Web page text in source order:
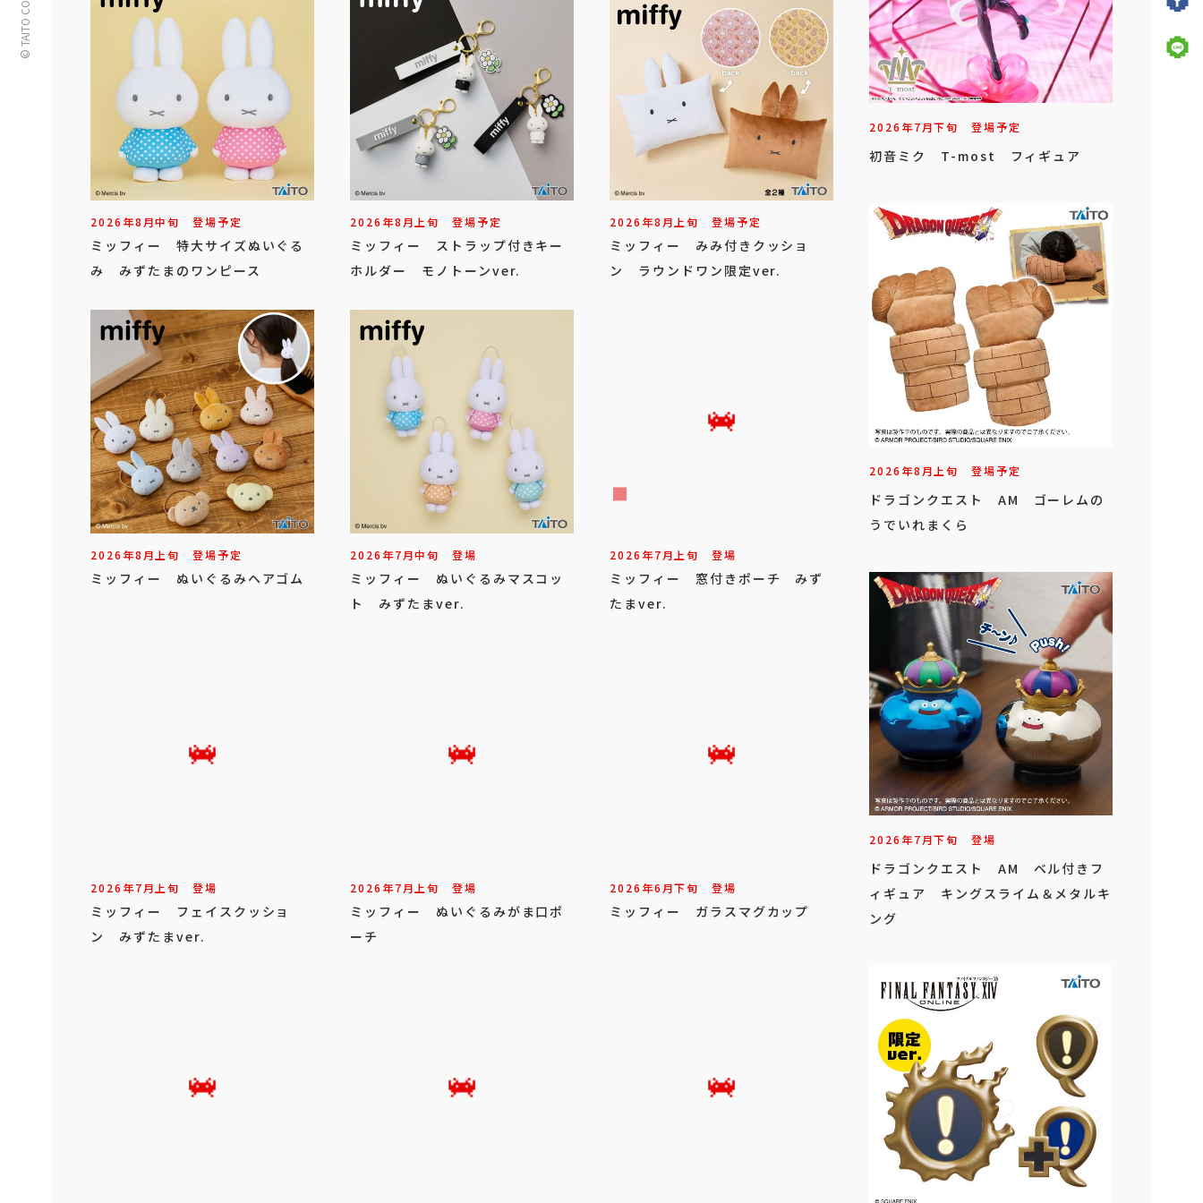
2026年8月中旬 登場予定
ミッフィー 特大サイズぬいぐる
み みずたまのワンピース
2026年8月上旬 登場予定
ミッフィー ストラップ付きキー
ホルダー モノトーンver.
2026年8月上旬 登場予定
ミッフィー みみ付きクッショ
ン ラウンドワン限定ver.
2026年8月上旬 登場予定
ミッフィー ぬいぐるみヘアゴム
2026年7月中旬 登場
ミッフィー ぬいぐるみマスコッ
ト みずたまver.
2026年7月上旬 登場
ミッフィー 窓付きポーチ みず
たまver.
2026年7月上旬 登場
ミッフィー フェイスクッショ
ン みずたまver.
2026年7月上旬 登場
ミッフィー ぬいぐるみがま口ポ
ーチ
2026年6月下旬 登場
ミッフィー ガラスマグカップ
2026年7月下旬 登場予定
初音ミク T-most フィギュア
2026年8月上旬 登場予定
ドラゴンクエスト AM ゴーレムの
うでいれまくら
2026年7月下旬 登場
ドラゴンクエスト AM ベル付きフ
ィギュア キングスライム＆メタルキ
ング